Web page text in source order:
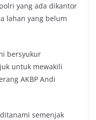
yang ada dikantor
lahan yang belum
bersyukur
untuk mewakili
AKBP Andi
semenjak